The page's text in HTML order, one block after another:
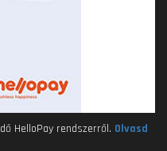
HelloPay rendszerről. Olvasd